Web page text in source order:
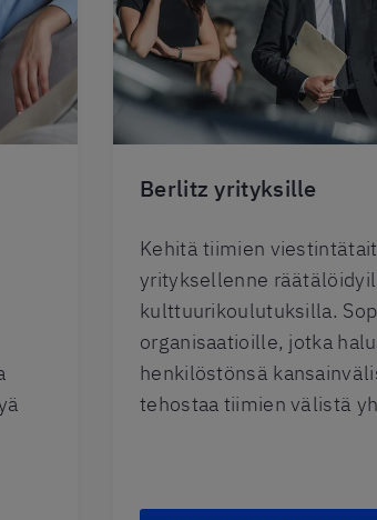
Berlitz yrityksille
Kehitä tiimien
yrityksellenne
kulttuurikoulutuksilla.
organisaatioille, jotka
henkilöstönsä
tehostaa tiimien välistä